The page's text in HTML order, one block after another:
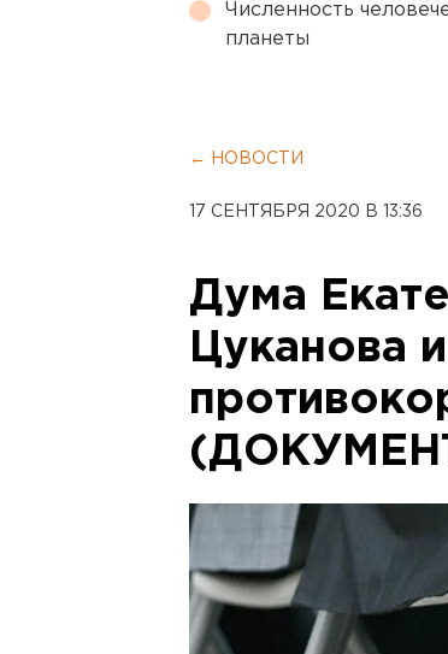
Численность
планеты
← НОВОСТИ
17 СЕНТЯБРЯ 2020 В 13:36
Дума
Цуканова